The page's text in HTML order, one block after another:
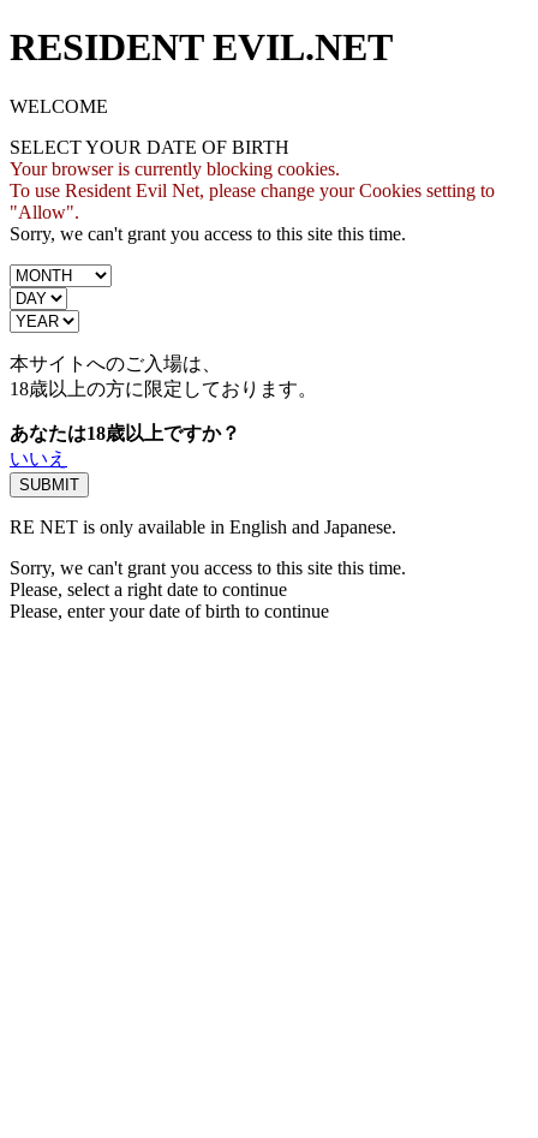
RESIDENT EVIL.NET
WELCOME
SELECT YOUR DATE OF BIRTH
Your browser is currently blocking cookies.
To use Resident Evil Net, please change your Cookies setting to
"Allow".
Sorry, we can't grant you access to this site this time.
本サイトへのご入場は、
18歳以上の方に限定しております。
あなたは18歳以上ですか？
いいえ
RE NET is only available in English and Japanese.
Sorry, we can't grant you access to this site this time.
Please, select a right date to continue
Please, enter your date of birth to continue